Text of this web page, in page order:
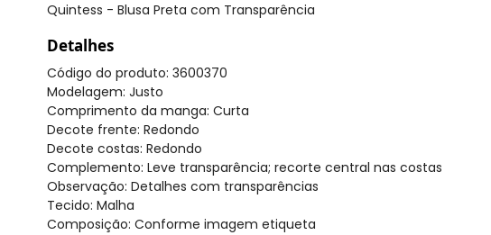
Quintess - Blusa Preta com Transparência
Detalhes
Código do produto: 3600370
Modelagem: Justo
Comprimento da manga: Curta
Decote frente: Redondo
Decote costas: Redondo
Complemento: Leve transparência; recorte central nas costas
Observação: Detalhes com transparências
Tecido: Malha
Composição: Conforme imagem etiqueta